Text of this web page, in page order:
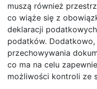
muszą również
co wiąże się z
deklaracji
podatków.
przechowywania
co ma na celu
możliwości kontroli ze